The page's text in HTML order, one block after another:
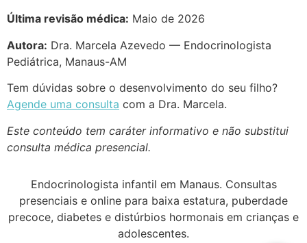
Última revisão médica: Maio de 2026
Autora: Dra. Marcela Azevedo — Endocrinologista
Pediátrica, Manaus-AM
Tem dúvidas sobre o desenvolvimento do seu filho?
Agende uma consulta com a Dra. Marcela.
Este conteúdo tem caráter informativo e não substitui
consulta médica presencial.
Endocrinologista infantil em Manaus. Consultas
presenciais e online para baixa estatura, puberdade
precoce, diabetes e distúrbios hormonais em crianças e
adolescentes.